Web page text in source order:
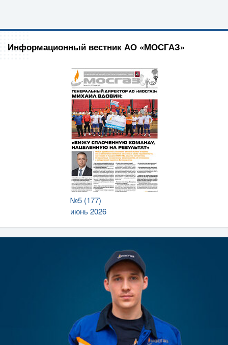
Информационный вестник АО «МОСГАЗ»
№5 (177)
июнь 2026